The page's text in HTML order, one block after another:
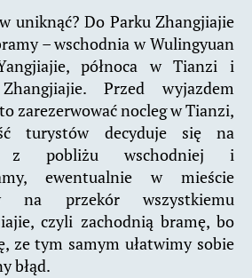
uniknąć? Do Parku Zhangjiajie
– wschodnia w Wulingyuan
północa w Tianzi i
Przed wyjazdem
zarezerwować nocleg w Tianzi,
turystów decyduje się na
z pobliżu wschodniej i
ewentualnie w mieście
na przekór wszystkiemu
czyli zachodnią bramę, bo
ze tym samym ułatwimy sobie
błąd.